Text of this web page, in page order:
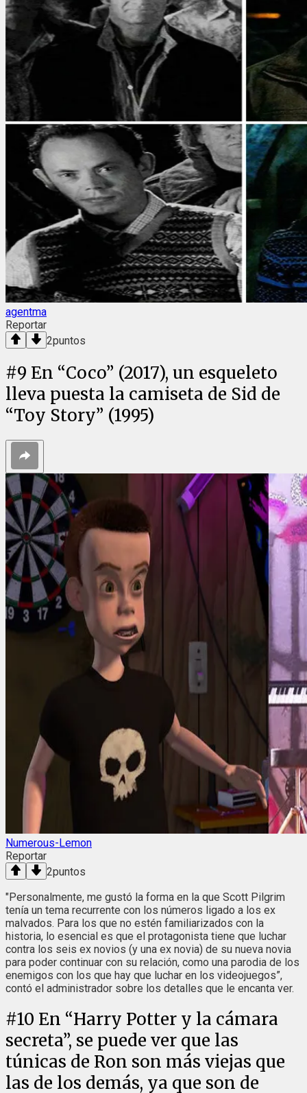
agentma
Reportar
2puntos
#9 En “Coco” (2017), un esqueleto
lleva puesta la camiseta de Sid de
“Toy Story” (1995)
Numerous-Lemon
Reportar
2puntos
"Personalmente, me gustó la forma en la que Scott Pilgrim
tenía un tema recurrente con los números ligado a los ex
malvados. Para los que no estén familiarizados con la
historia, lo esencial es que el protagonista tiene que luchar
contra los seis ex novios (y una ex novia) de su nueva novia
para poder continuar con su relación, como una parodia de los
enemigos con los que hay que luchar en los videojuegos”,
contó el administrador sobre los detalles que le encanta ver.
#10 En “Harry Potter y la cámara
secreta”, se puede ver que las
túnicas de Ron son más viejas que
las de los demás, ya que son de